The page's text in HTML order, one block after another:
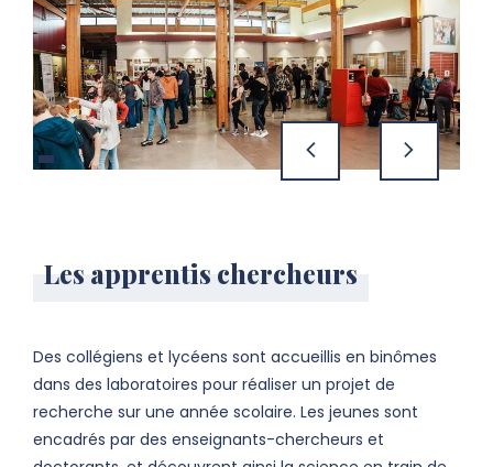
précédent suivant
Les apprentis chercheurs
Des collégiens et lycéens sont accueillis en binômes
dans des laboratoires pour réaliser un projet de
recherche sur une année scolaire. Les jeunes sont
encadrés par des enseignants-chercheurs et